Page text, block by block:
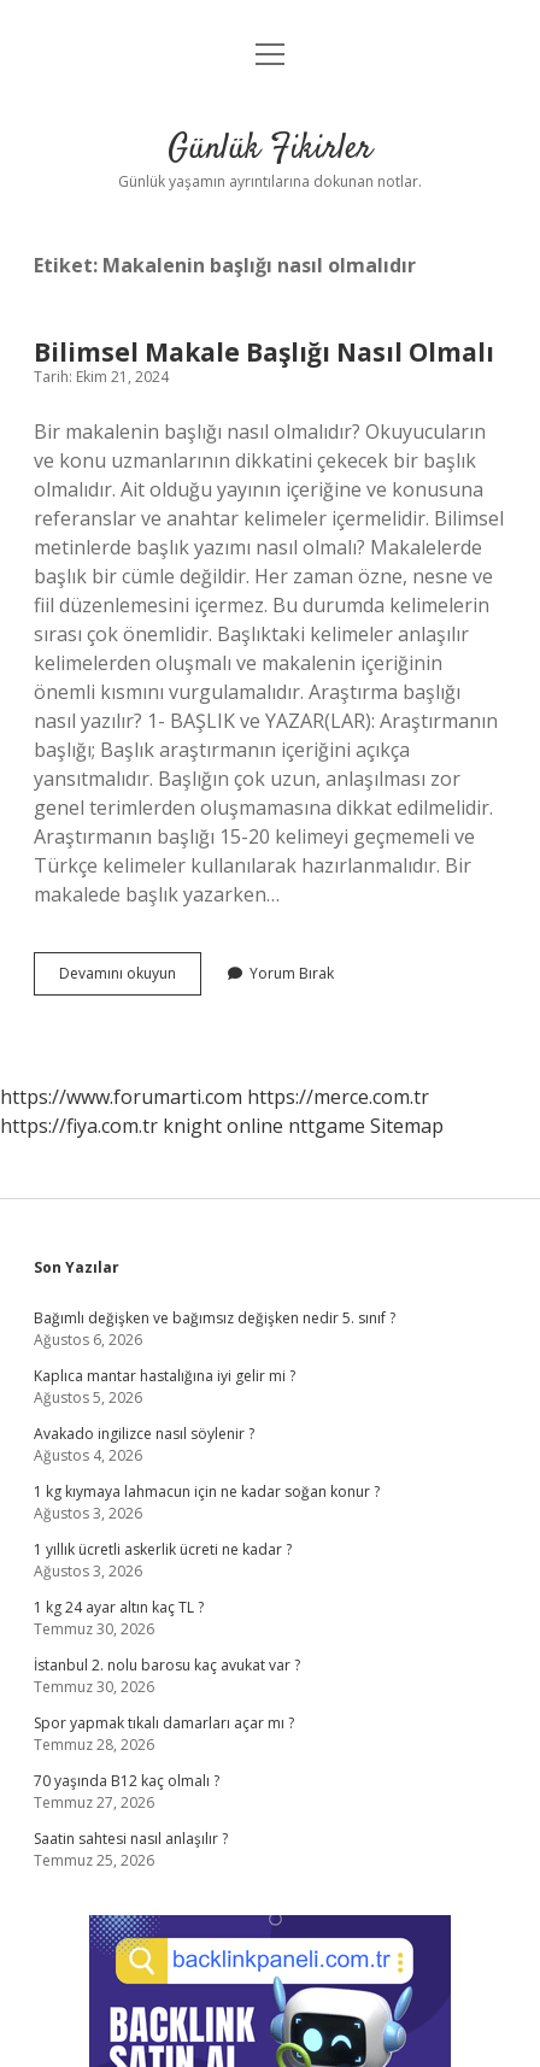
Anasayfa
Yasal Uyarı
menüyü
Günlük Fikirler
Günlük yaşamın ayrıntılarına dokunan notlar.
Etiket: Makalenin başlığı nasıl olmalıdır
Bilimsel Makale Başlığı Nasıl Olmalı
Tarih: Ekim 21, 2024
Bir makalenin başlığı nasıl olmalıdır? Okuyucuların
ve konu uzmanlarının dikkatini çekecek bir başlık
olmalıdır. Ait olduğu yayının içeriğine ve konusuna
referanslar ve anahtar kelimeler içermelidir. Bilimsel
metinlerde başlık yazımı nasıl olmalı? Makalelerde
başlık bir cümle değildir. Her zaman özne, nesne ve
fiil düzenlemesini içermez. Bu durumda kelimelerin
sırası çok önemlidir. Başlıktaki kelimeler anlaşılır
kelimelerden oluşmalı ve makalenin içeriğinin
önemli kısmını vurgulamalıdır. Araştırma başlığı
nasıl yazılır? 1- BAŞLIK ve YAZAR(LAR): Araştırmanın
başlığı; Başlık araştırmanın içeriğini açıkça
yansıtmalıdır. Başlığın çok uzun, anlaşılması zor
genel terimlerden oluşmamasına dikkat edilmelidir.
Araştırmanın başlığı 15-20 kelimeyi geçmemeli ve
Türkçe kelimeler kullanılarak hazırlanmalıdır. Bir
makalede başlık yazarken…
Devamını okuyun
Makale
Yorum Bırak
https://www.forumarti.com https://merce.com.tr
https://fiya.com.tr knight online nttgame Sitemap
Sidebar
Son Yazılar
Bağımlı değişken ve bağımsız değişken nedir 5. sınıf ?
Ağustos 6, 2026
Kaplıca mantar hastalığına iyi gelir mi ?
Ağustos 5, 2026
Avakado ingilizce nasıl söylenir ?
Ağustos 4, 2026
1 kg kıymaya lahmacun için ne kadar soğan konur ?
Ağustos 3, 2026
1 yıllık ücretli askerlik ücreti ne kadar ?
Ağustos 3, 2026
1 kg 24 ayar altın kaç TL ?
Temmuz 30, 2026
İstanbul 2. nolu barosu kaç avukat var ?
Temmuz 30, 2026
Spor yapmak tıkalı damarları açar mı ?
Temmuz 28, 2026
70 yaşında B12 kaç olmalı ?
Temmuz 27, 2026
Saatin sahtesi nasıl anlaşılır ?
Temmuz 25, 2026